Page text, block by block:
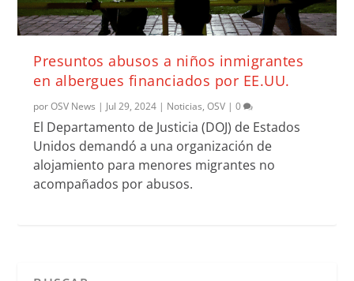
Presuntos abusos a niños inmigrantes
en albergues financiados por EE.UU.
porOSV News | Jul 29, 2024 | Noticias,OSV |0
El Departamento de Justicia (DOJ) de Estados
Unidos demandó a una organización de
alojamiento para menores migrantes no
acompañados por abusos.